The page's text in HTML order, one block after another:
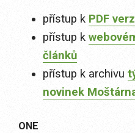
přístup k PDF
přístup k
článků
přístup k archivu
novinek
ONE